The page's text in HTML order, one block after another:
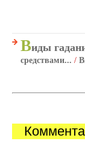
Виды
средствами... /